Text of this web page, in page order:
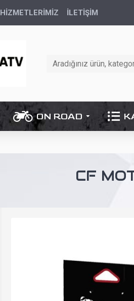
HİZMETLERİMİZ İLETIŞIM
ON ROAD
CF